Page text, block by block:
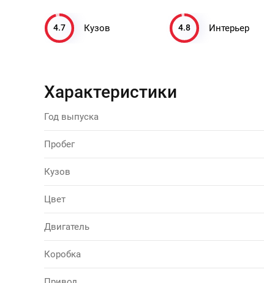
4.7 Кузов 4.8 Интерьер
Характеристики
Год выпуска
Пробег
Кузов
Цвет
Двигатель
Коробка